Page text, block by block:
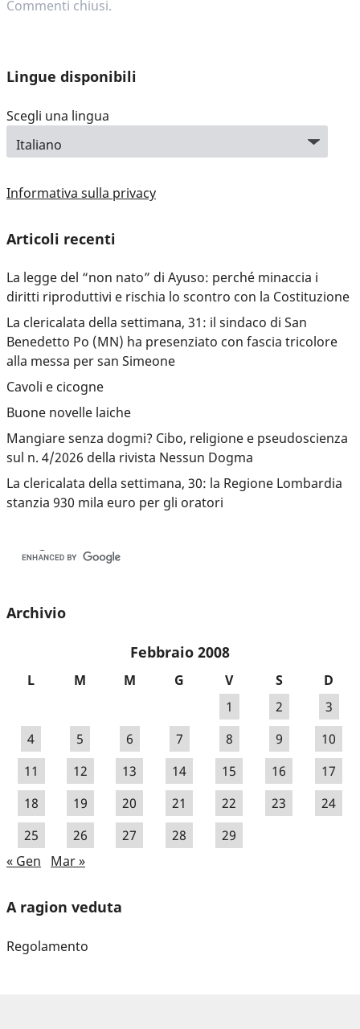
Commenti chiusi.
Lingue disponibili
Scegli una lingua
Informativa sulla privacy
Articoli recenti
La legge del “non nato” di Ayuso: perché minaccia i
diritti riproduttivi e rischia lo scontro con la Costituzione
La clericalata della settimana, 31: il sindaco di San
Benedetto Po (MN) ha presenziato con fascia tricolore
alla messa per san Simeone
Cavoli e cicogne
Buone novelle laiche
Mangiare senza dogmi? Cibo, religione e pseudoscienza
sul n. 4/2026 della rivista Nessun Dogma
La clericalata della settimana, 30: la Regione Lombardia
stanzia 930 mila euro per gli oratori
Archivio
Febbraio 2008
L M M G V S
D
1
2
3
4
5 6 7 8 9
10
11
12 13 14 15 16
17
18
19 20 21 22 23
24
25
26 27 28
29
« Gen
Mar »
A ragion veduta
Regolamento